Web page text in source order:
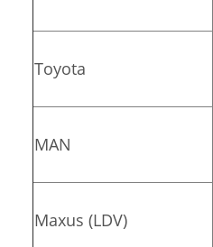
Toyota
MAN
Maxus (LDV)